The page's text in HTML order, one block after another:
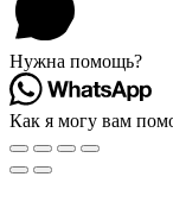
Нужна помощь?
Как я могу вам